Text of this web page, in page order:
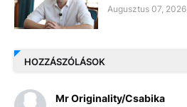
Augusztus 07, 2026
HOZZÁSZÓLÁSOK
Mr Originality/Csabika